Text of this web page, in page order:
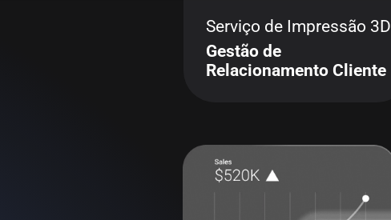
Serviço de Impressão 3D
Gestão de
Relacionamento Cliente